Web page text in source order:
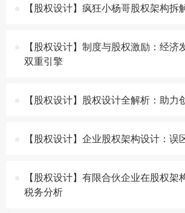
【股权设计】疯狂小杨哥股权架构拆
【股权设计】制度与股权激励：经济
双重引擎
【股权设计】股权设计全解析：助力
【股权设计】企业股权架构设计：误
【股权设计】有限合伙企业在股权
税务分析